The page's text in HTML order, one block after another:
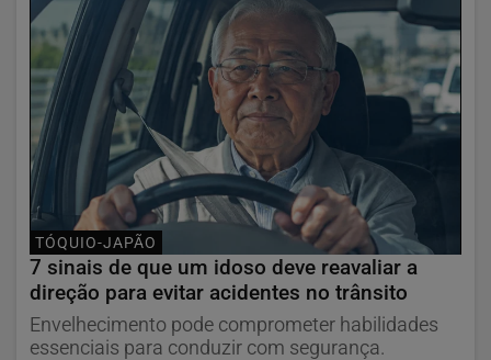
TÓQUIO-JAPÃO
7 sinais de que um idoso deve reavaliar a
direção para evitar acidentes no trânsito
Envelhecimento pode comprometer habilidades
essenciais para conduzir com segurança.